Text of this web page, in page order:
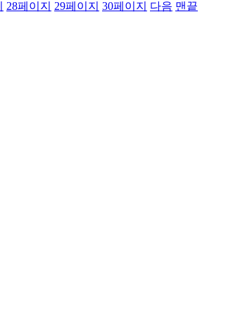
28페이지 29페이지 30페이지 다음 맨끝